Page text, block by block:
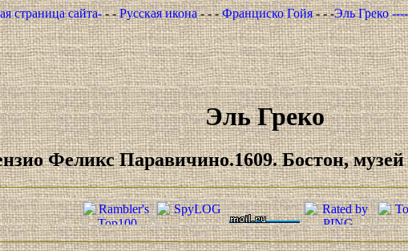
страница сайта-- -Русская икона- - -Франциско Гойя- - -Эль Греко
Эль Греко
Феликс Паравичино.1609. Бостон,